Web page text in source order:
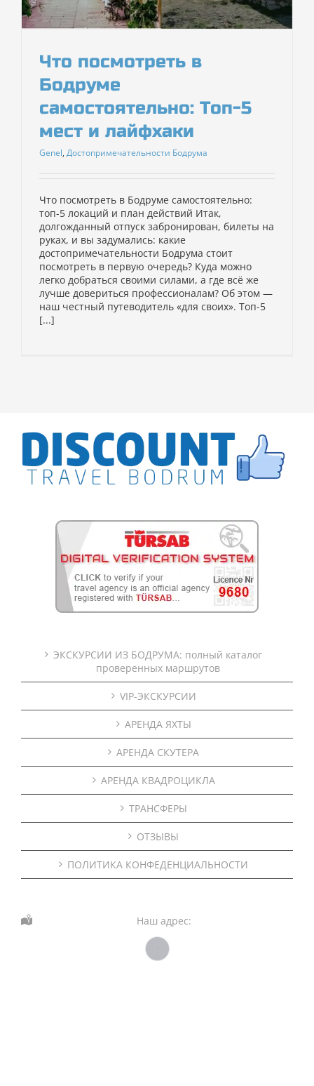
Что посмотреть в
Бодруме
самостоятельно: Топ-5
мест и лайфхаки
Genel, Достопримечательности Бодрума
Что посмотреть в Бодруме самостоятельно:
топ-5 локаций и план действий Итак,
долгожданный отпуск забронирован, билеты на
руках, и вы задумались: какие
достопримечательности Бодрума стоит
посмотреть в первую очередь? Куда можно
легко добраться своими силами, а где всё же
лучше довериться профессионалам? Об этом —
наш честный путеводитель «для своих». Топ-5
[...]
ЭКСКУРСИИ ИЗ БОДРУМА: полный каталог
проверенных маршрутов
VIP-ЭКСКУРСИИ
АРЕНДА ЯХТЫ
АРЕНДА СКУТЕРА
АРЕНДА КВАДРОЦИКЛА
ТРАНСФЕРЫ
ОТЗЫВЫ
ПОЛИТИКА КОНФЕДЕНЦИАЛЬНОСТИ
Наш адрес: